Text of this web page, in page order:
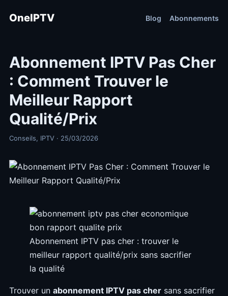
OneIPTV Blog Abonnements
Abonnement IPTV Pas Cher
: Comment Trouver le
Meilleur Rapport
Qualité/Prix
Conseils, IPTV · 25/03/2026
Abonnement IPTV pas cher : trouver le
meilleur rapport qualité/prix sans sacrifier
la qualité
Trouver un abonnement IPTV pas cher sans sacrifier